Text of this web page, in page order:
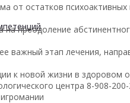
от остатков
преодоление
важный этап лечения,
к новой жизни в здоровом
центра 8-908-